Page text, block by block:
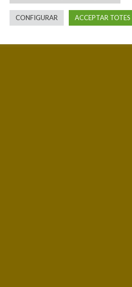
CONFIGURAR ACCEPTAR TOTES